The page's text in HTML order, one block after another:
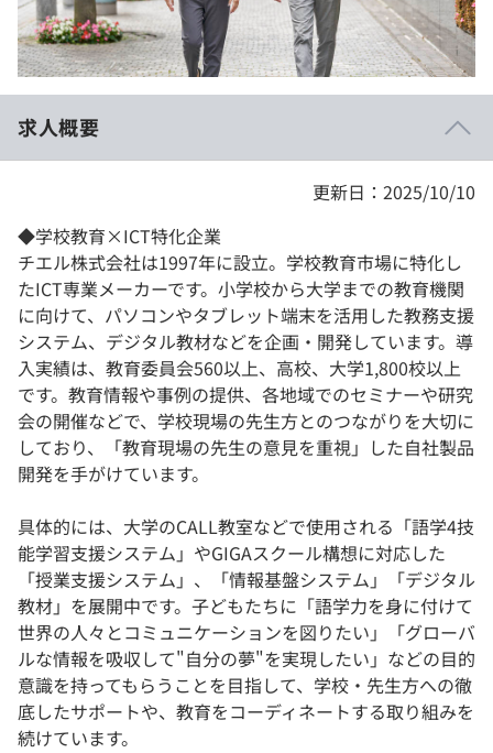
法人向けプラン
学校向けプラン
契約内容・クーポン
求人概要
更新日：2025/10/10
◆学校教育×ICT特化企業
チエル株式会社は1997年に設立。学校教育市場に特化し
たICT専業メーカーです。小学校から大学までの教育機関
に向けて、パソコンやタブレット端末を活用した教務支援
システム、デジタル教材などを企画・開発しています。導
入実績は、教育委員会560以上、高校、大学1,800校以上
です。教育情報や事例の提供、各地域でのセミナーや研究
会の開催などで、学校現場の先生方とのつながりを大切に
しており、「教育現場の先生の意見を重視」した自社製品
開発を手がけています。
具体的には、大学のCALL教室などで使用される「語学4技
能学習支援システム」やGIGAスクール構想に対応した
「授業支援システム」、「情報基盤システム」「デジタル
教材」を展開中です。子どもたちに「語学力を身に付けて
世界の人々とコミュニケーションを図りたい」「グローバ
ルな情報を吸収して"自分の夢"を実現したい」などの目的
意識を持ってもらうことを目指して、学校・先生方への徹
底したサポートや、教育をコーディネートする取り組みを
続けています。